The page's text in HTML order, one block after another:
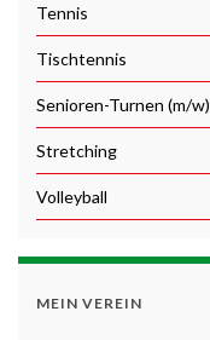
Tennis
Tischtennis
Senioren-Turnen (m/w)
Stretching
Volleyball
MEIN VEREIN